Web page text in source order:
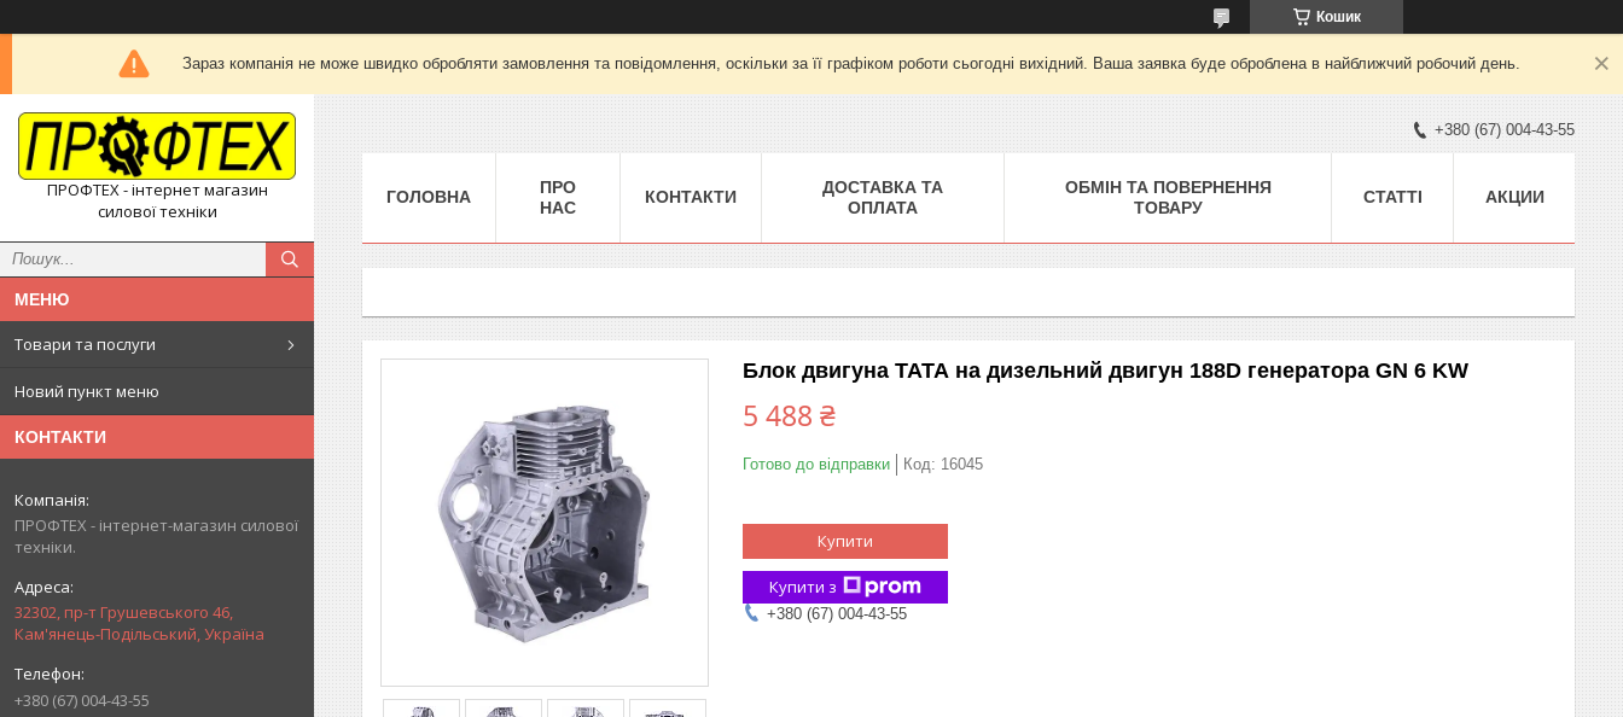
Кошик
Зараз компанія не може швидко обробляти замовлення та повідомлення, оскільки за її графіком роботи сьогодні вихідний. Ваша заявка буде оброблена в найближчий робочий день.
ПРОФТЕХ - інтернет магазин
силової техніки
Товари та послуги
Новий пункт меню
КОНТАКТИ
ПРОФТЕХ - інтернет-магазин силової
техніки.
32302, пр-т Грушевського 46,
Кам'янець-Подільський, Україна
+380 (67) 004-43-55
+380 (67) 004-43-55
ГОЛОВНА
ПРО
НАС
КОНТАКТИ
ДОСТАВКА ТА
ОПЛАТА
ОБМІН ТА ПОВЕРНЕННЯ
ТОВАРУ
СТАТТІ АКЦИИ
Блок двигуна ТАТА на дизельний двигун 188D генератора GN 6 KW
5 488 ₴
Готово до відправки Код: 16045
Купити
Купити з
+380 (67) 004-43-55